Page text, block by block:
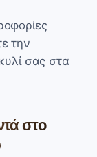
την
σας στα
στο